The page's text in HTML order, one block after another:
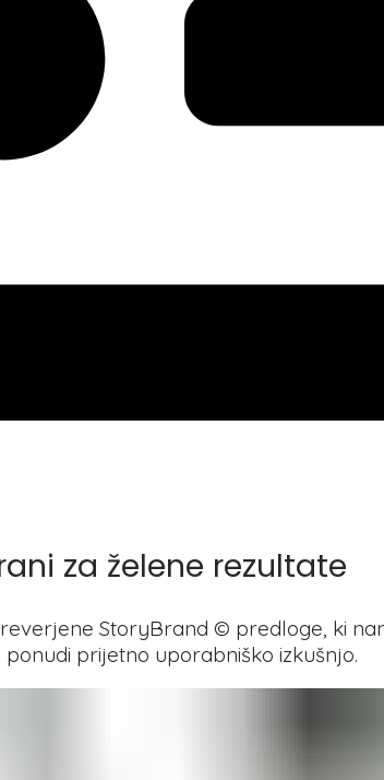
za želene rezultate
StoryBrand © predloge, ki
prijetno uporabniško izkušnjo.